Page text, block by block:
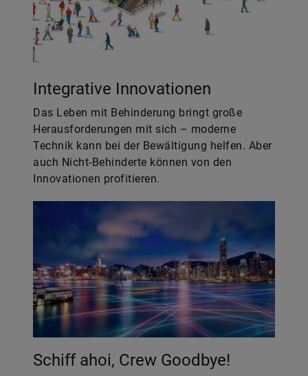
Integrative Innovationen
Das Leben mit Behinderung bringt große
Herausforderungen mit sich – moderne
Technik kann bei der Bewältigung helfen. Aber
auch Nicht-Behinderte können von den
Innovationen profitieren.
Schiff ahoi, Crew Goodbye!